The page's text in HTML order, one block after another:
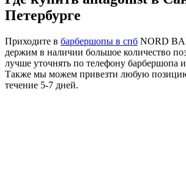
Петербурге
Приходите в барбершопы в спб NORD
держим в наличии большое количество
лучше уточнять по телефону барбершопа
Также мы можем привезти любую позицию
течение 5-7 дней.